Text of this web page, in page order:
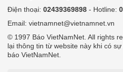
Điện thoại: 02439369898 - Hotline:
Email: vietnamnet@vietnamnet.vn
© 1997 Báo VietNamNet. All rights
lại thông tin từ website này khi có
báo VietNamNet.